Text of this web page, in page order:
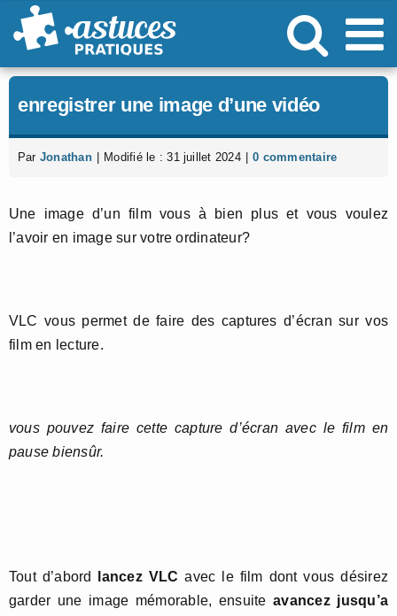
Passer
au
enregistrer une image d’une vidéo
Par Jonathan Modifié le : 31 juillet 2024 0 commentaire
Une image d’un film vous à bien plus et vous voulez
l’avoir en image sur votre ordinateur?
VLC vous permet de faire des captures d’écran sur vos
film en lecture.
vous pouvez faire cette capture d’écran avec le film en
pause biensûr.
Tout d’abord lancez VLC avec le film dont vous désirez
garder une image mémorable, ensuiteavancez jusqu’a